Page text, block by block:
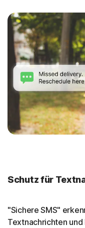
Schutz für
"Sichere SMS"
Textnachrichten